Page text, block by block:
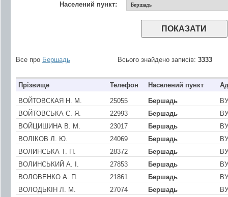
Населений пункт:
Все про Бершадь Всього знайдено записів: 3333
Прізвище Телефон Населений пункт
ВОЙТОВСКАЯ Н. М. 25055 Бершадь
ВОЙТОВСЬКА С. Я.
22993 Бершадь
ВОЙЦИШИНА В. М.
23017 Бершадь
ВОЛIКОВ Л. Ю.
24069 Бершадь
ВОЛИНСЬКА Т. П.
28372 Бершадь
ВОЛИНСЬКИЙ А. I.
27853 Бершадь
ВОЛОВЕНКО А. П.
21861 Бершадь
ВОЛОДЬКIН Л. М.
27074 Бершадь